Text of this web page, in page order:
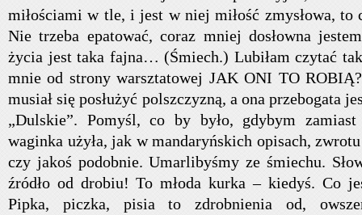
miłościami w tle, i jest w niej miłość zmysłowa, to
Nie trzeba epatować, coraz mniej dosłowna
życia jest taka fajna… (Śmiech.) Lubiłam czytać
mnie od strony warsztatowej JAK ONI TO
musiał się posłużyć polszczyzną, a ona przebogata
„Dulskie”. Pomyśl, co by było, gdybym
waginka użyła, jak w mandaryńskich opisach,
czy jakoś podobnie. Umarlibyśmy ze śmiechu.
źródło od drobiu! To młoda kurka – kiedyś. Co
Pipka, piczka, pisia to zdrobnienia od,